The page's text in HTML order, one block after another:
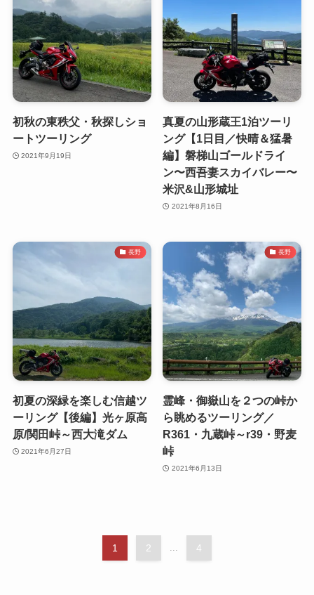
初秋の東秩父・秋探しショ
ートツーリング
2021年9月19日
真夏の山形蔵王1泊ツーリ
ング【1日目／快晴＆猛暑
編】磐梯山ゴールドライ
ン〜西吾妻スカイバレー〜
米沢&山形城址
2021年8月16日
長野
初夏の深緑を楽しむ信越ツ
ーリング【後編】光ヶ原高
原/関田峠～西大滝ダム
2021年6月27日
長野
霊峰・御嶽山を２つの峠か
ら眺めるツーリング／
R361・九蔵峠～r39・野麦
峠
2021年6月13日
1 2 ... 4